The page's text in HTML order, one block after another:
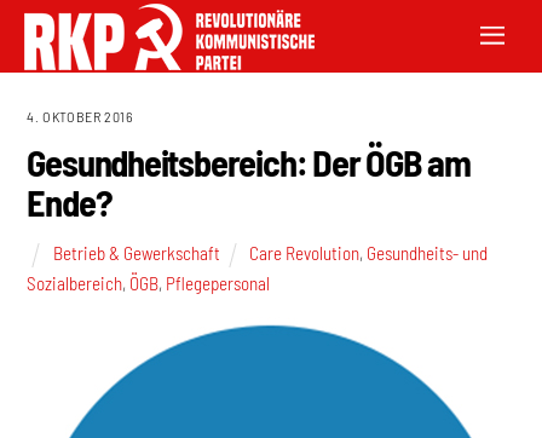
4. OKTOBER 2016
Gesundheitsbereich: Der ÖGB am
Ende?
Betrieb & Gewerkschaft Care Revolution, Gesundheits- und
Sozialbereich, ÖGB, Pflegepersonal